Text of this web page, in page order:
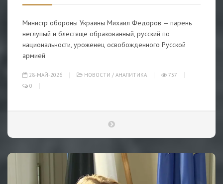
Министр обороны Украины Михаил Федоров — парень
неглупый и блестяще образованный, русский по
национальности, уроженец освобожденного Русской
армией
28-МАЙ-2026 НОВОСТИ / АНАЛИТИКА
737
0